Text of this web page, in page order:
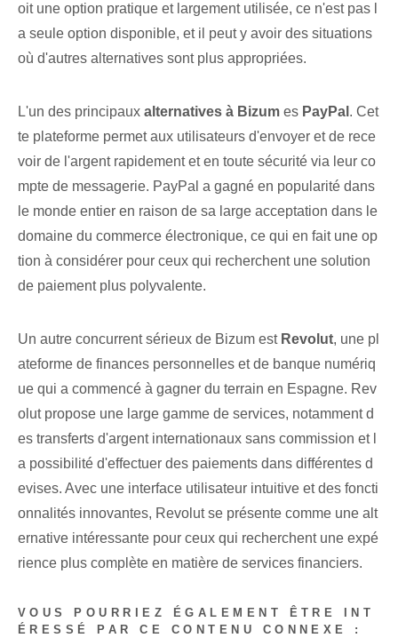
oit une option⁤ pratique et largement utilisée⁤, ce n'est pas l
a seule option disponible, et il peut y avoir des situations⁢
où d'autres⁤ alternatives sont plus appropriées.
L'un des principaux alternatives à⁢ Bizum es PayPal . Cet
te plateforme permet aux utilisateurs d'envoyer et de rece
voir de l'argent rapidement et en toute sécurité via leur co
mpte de messagerie. PayPal a gagné en popularité dans
le monde entier en raison de sa large acceptation dans le
domaine du commerce électronique, ce qui en fait une op
tion à considérer pour ceux qui recherchent une solution
de paiement plus polyvalente.
Un autre concurrent sérieux de Bizum est Revolut,⁤ une pl
ateforme de finances personnelles et de banque numériq
ue qui a commencé à gagner du terrain en Espagne. Rev
olut propose une large gamme de services, notamment d
es transferts d'argent internationaux sans commission et l
a possibilité d'effectuer des paiements dans différentes d
evises. Avec une interface utilisateur intuitive et des foncti
onnalités innovantes, Revolut se présente comme une alt
ernative intéressante pour ceux qui recherchent une expé
rience plus complète en matière de services financiers.
VOUS POURRIEZ ÉGALEMENT ÊTRE INT
ÉRESSÉ PAR CE CONTENU CONNEXE :